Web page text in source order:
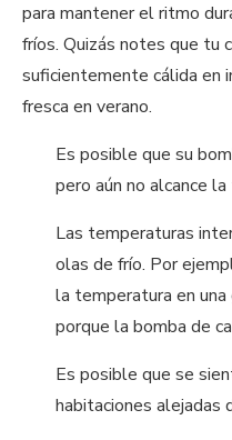
para mantener el ritmo
fríos. Quizás notes que tu
suficientemente cálida en
fresca en verano.
Es posible que su
pero aún no alcance
Las temperaturas
olas de frío. Por
la temperatura en una
porque la bomba de
Es posible que se
habitaciones alejadas